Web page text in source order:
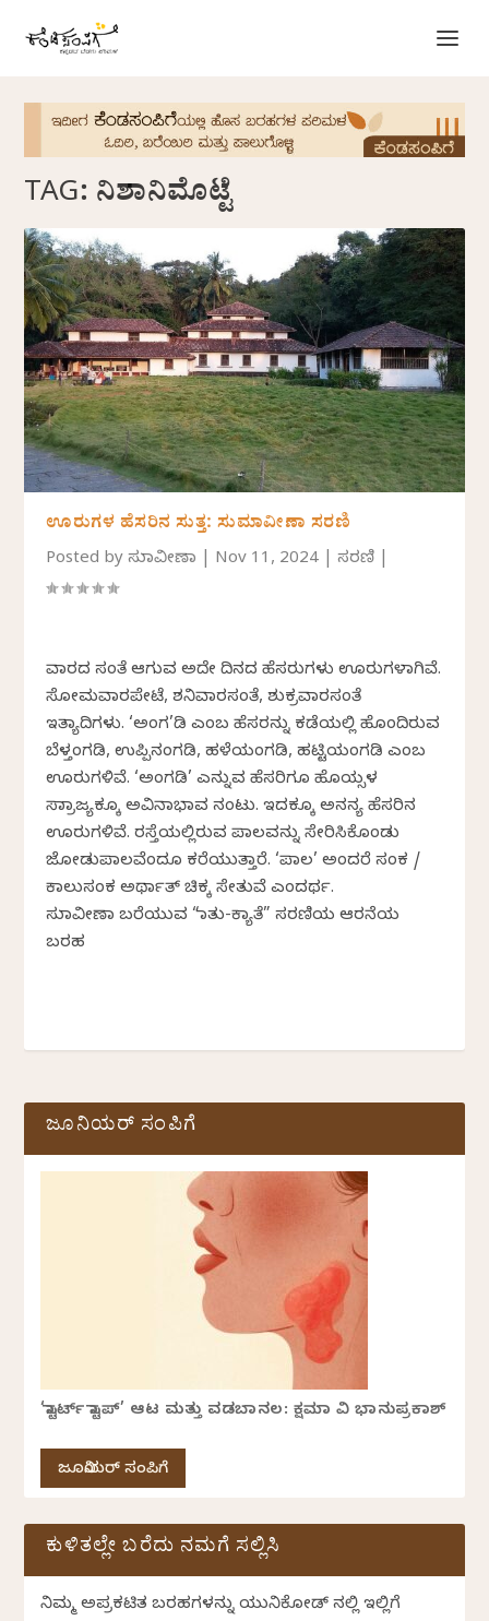
TAG: ನಿಶಾನಿಮೊಟ್ಟೆ
ಊರುಗಳ ಹೆಸರಿನ ಸುತ್ತ: ಸುಮಾವೀಣಾ ಸರಣಿ
Posted byಸುಮಾವೀಣಾ Nov 11, 2024 |ಸರಣಿ
ವಾರದ ಸಂತೆ ಆಗುವ ಅದೇ ದಿನದ ಹೆಸರುಗಳು ಊರುಗಳಾಗಿವೆ.
ಸೋಮವಾರಪೇಟೆ, ಶನಿವಾರಸಂತೆ, ಶುಕ್ರವಾರಸಂತೆ
ಇತ್ಯಾದಿಗಳು. ‘ಅಂಗ’ಡಿ ಎಂಬ ಹೆಸರನ್ನು ಕಡೆಯಲ್ಲಿ ಹೊಂದಿರುವ
ಬೆಳ್ತಂಗಡಿ, ಉಪ್ಪಿನಂಗಡಿ, ಹಳೆಯಂಗಡಿ, ಹಟ್ಟಿಯಂಗಡಿ ಎಂಬ
ಊರುಗಳಿವೆ. ‘ಅಂಗಡಿ’ ಎನ್ನುವ ಹೆಸರಿಗೂ ಹೊಯ್ಸಳ
ಸಾಮ್ರಾಜ್ಯಕ್ಕೂ ಅವಿನಾಭಾವ ನಂಟು. ಇದಕ್ಕೂ ಅನನ್ಯ ಹೆಸರಿನ
ಊರುಗಳಿವೆ. ರಸ್ತೆಯಲ್ಲಿರುವ ಪಾಲವನ್ನು ಸೇರಿಸಿಕೊಂಡು
ಜೋಡುಪಾಲವೆಂದೂ ಕರೆಯುತ್ತಾರೆ. ‘ಪಾಲ’ ಅಂದರೆ ಸಂಕ /
ಕಾಲುಸಂಕ ಅರ್ಥಾತ್ ಚಿಕ್ಕ ಸೇತುವೆ ಎಂದರ್ಥ.
ಸುಮಾವೀಣಾ ಬರೆಯುವ “ಮಾತು-ಕ್ಯಾತೆ” ಸರಣಿಯ ಆರನೆಯ
ಬರಹ
ಜೂನಿಯರ್ ಸಂಪಿಗೆ
‘ಸ್ಟಾರ್ಟ್ ಸ್ಟಾಪ್’ ಆಟ ಮತ್ತು ವಡಬಾನಲ: ಕ್ಷಮಾ ವಿ ಭಾನುಪ್ರಕಾಶ್
ಜೂನಿಯರ್ ಸಂಪಿಗೆ
ಕುಳಿತಲ್ಲೇ ಬರೆದು ನಮಗೆ ಸಲ್ಲಿಸಿ
ನಿಮ್ಮ ಅಪ್ರಕಟಿತ ಬರಹಗಳನ್ನು ಯುನಿಕೋಡ್ ನಲ್ಲಿ ಇಲ್ಲಿಗೆ